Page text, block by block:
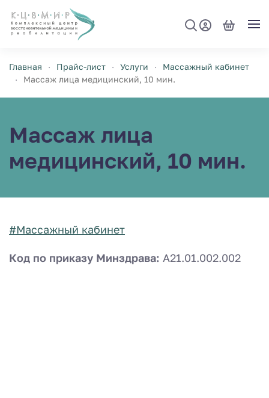
Перейти к содержимому
Главная Прайс-лист Услуги
Массажный кабинет
Массаж лица медицинский, 10 мин.
Массаж лица
медицинский, 10 мин.
#Массажный кабинет
Код по приказу Минздрава: A21.01.002.002